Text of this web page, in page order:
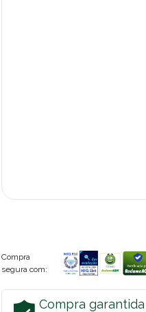
Compra
segura com:
Compra garantida